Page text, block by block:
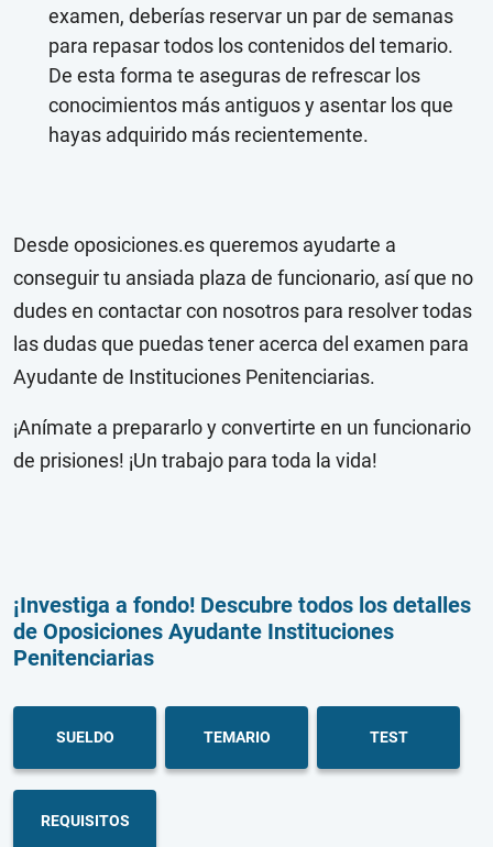
examen, deberías reservar un par de semanas
para repasar todos los contenidos del temario.
De esta forma te aseguras de refrescar los
conocimientos más antiguos y asentar los que
hayas adquirido más recientemente.
Desde oposiciones.es queremos ayudarte a
conseguir tu ansiada plaza de funcionario, así que no
dudes en contactar con nosotros para resolver todas
las dudas que puedas tener acerca del examen para
Ayudante de Instituciones Penitenciarias.
¡Anímate a prepararlo y convertirte en un funcionario
de prisiones! ¡Un trabajo para toda la vida!
¡Investiga a fondo! Descubre todos los detalles
de Oposiciones Ayudante Instituciones
Penitenciarias
SUELDO TEMARIO TEST
REQUISITOS